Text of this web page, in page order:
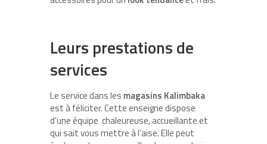
Leurs prestations de
services
Le service dans les magasins Kalimbaka
est à féliciter. Cette enseigne dispose
d’une équipe chaleureuse, accueillante et
qui sait vous mettre à l’aise. Elle peut